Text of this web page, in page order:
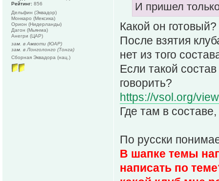
И пришел
Какой он
После взятия
нет из того
Если такой
говорить?
https://vsol.org/
Где там в
По русски
В шапке темы
написать по
Рейтинг: 856
Дельфин (Эквадор)
Монкаро (Мексика)
Орион (Нидерланды)
Дагон (Мьянма)
Анегри (ЦАР)
зам. в Амвоти (ЮАР)
зам. в Лонголонго (Тонга)
Сборная Эквадора (нац.)